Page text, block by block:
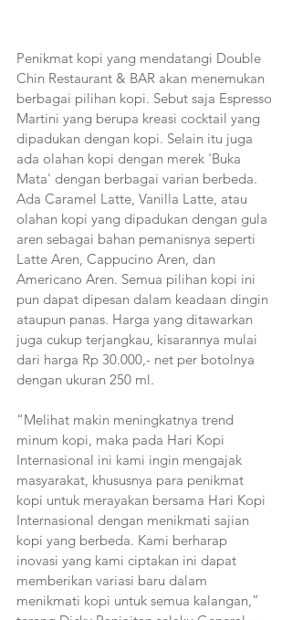
Penikmat kopi yang mendatangi Double
Chin Restaurant & BAR akan menemukan
berbagai pilihan kopi. Sebut saja Espresso
Martini yang berupa kreasi cocktail yang
dipadukan dengan kopi. Selain itu juga
ada olahan kopi dengan merek 'Buka
Mata' dengan berbagai varian berbeda.
Ada Caramel Latte, Vanilla Latte, atau
olahan kopi yang dipadukan dengan gula
aren sebagai bahan pemanisnya seperti
Latte Aren, Cappucino Aren, dan
Americano Aren. Semua pilihan kopi ini
pun dapat dipesan dalam keadaan dingin
ataupun panas. Harga yang ditawarkan
juga cukup terjangkau, kisarannya mulai
dari harga Rp 30.000,- net per botolnya
dengan ukuran 250 ml.
“Melihat makin meningkatnya trend
minum kopi, maka pada Hari Kopi
Internasional ini kami ingin mengajak
masyarakat, khususnya para penikmat
kopi untuk merayakan bersama Hari Kopi
Internasional dengan menikmati sajian
kopi yang berbeda. Kami berharap
inovasi yang kami ciptakan ini dapat
memberikan variasi baru dalam
menikmati kopi untuk semua kalangan,”